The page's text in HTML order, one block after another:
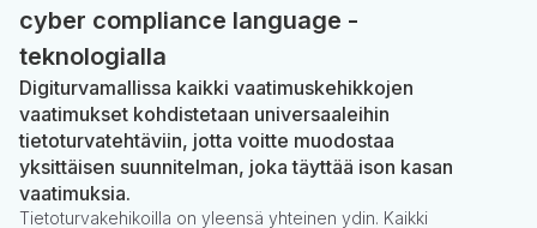
cyber compliance language -
teknologialla
Digiturvamallissa kaikki vaatimuskehikkojen
vaatimukset kohdistetaan universaaleihin
tietoturvatehtäviin, jotta voitte muodostaa
yksittäisen suunnitelman, joka täyttää ison kasan
vaatimuksia.
Tietoturvakehikoilla on yleensä yhteinen ydin. Kaikki